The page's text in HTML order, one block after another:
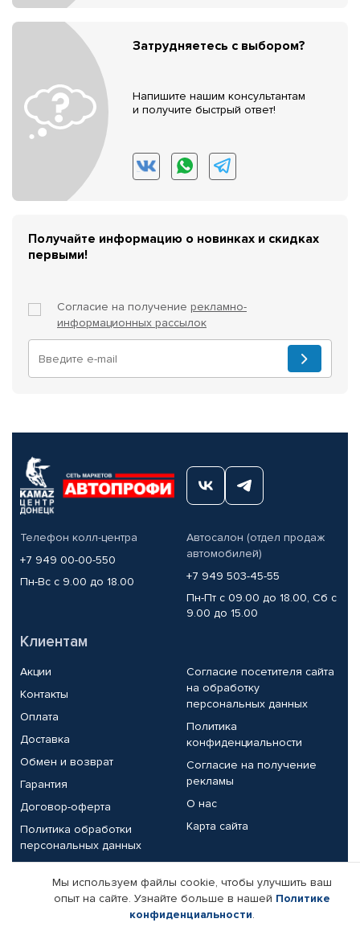
Затрудняетесь с выбором?
Напишите нашим консультантам
и получите быстрый ответ!
Получайте информацию о новинках и скидках
первыми!
Согласие на получение рекламно-
информационных рассылок
Телефон колл-центра
+7 949 00-00-550
Пн-Вс с 9.00 до 18.00
Автосалон (отдел продаж
автомобилей)
+7 949 503-45-55
Пн-Пт с 09.00 до 18.00, Сб с
9.00 до 15.00
Клиентам
Акции
Контакты
Оплата
Доставка
Обмен и возврат
Гарантия
Договор-оферта
Политика обработки
персональных данных
Согласие посетителя сайта
на обработку
персональных данных
Политика
конфиденциальности
Согласие на получение
рекламы
О нас
Карта сайта
Партнерам
Корпоративным клиентам
Реквизиты компании
Мы используем файлы cookie, чтобы улучшить ваш
опыт на сайте. Узнайте больше в нашей Политике
конфиденциальности.